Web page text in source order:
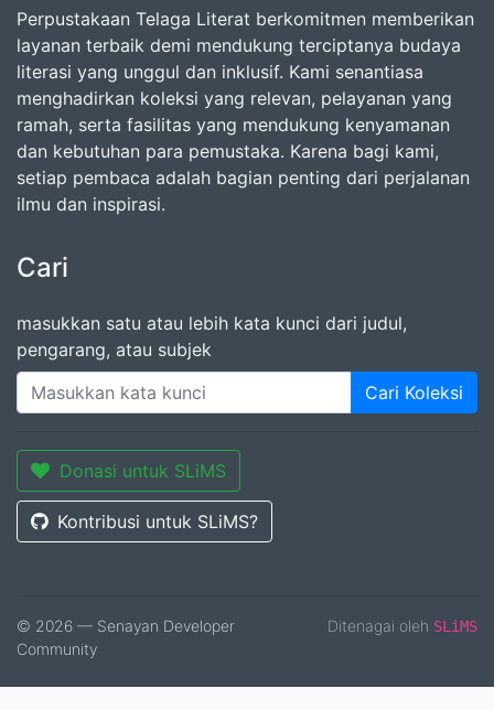
Perpustakaan Telaga Literat berkomitmen memberikan
layanan terbaik demi mendukung terciptanya budaya
literasi yang unggul dan inklusif. Kami senantiasa
menghadirkan koleksi yang relevan, pelayanan yang
ramah, serta fasilitas yang mendukung kenyamanan
dan kebutuhan para pemustaka. Karena bagi kami,
setiap pembaca adalah bagian penting dari perjalanan
ilmu dan inspirasi.
Cari
masukkan satu atau lebih kata kunci dari judul,
pengarang, atau subjek
Cari Koleksi
Donasi untuk SLiMS
Kontribusi untuk SLiMS?
© 2026 — Senayan Developer
Community
Ditenagai oleh SLiMS